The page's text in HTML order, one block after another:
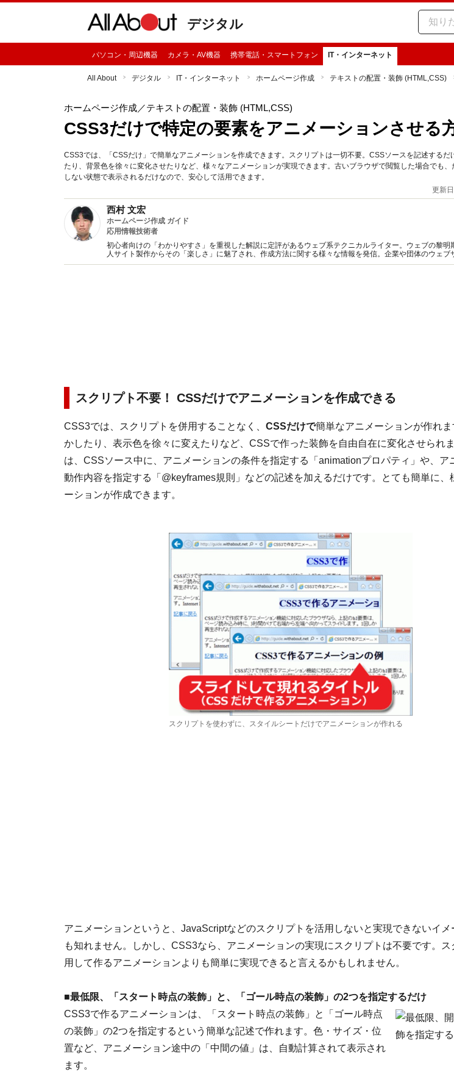
デジタル
パソコン・周辺機器 カメラ・AV機器 携帯電話・スマートフォン IT・インターネット
All About デジタル IT・インターネット ホームページ作成 テキストの配置・装飾 (HTML,CSS)
ホームページ作成／テキストの配置・装飾 (HTML,CSS)
CSS3だけで特定の要素をアニメーションさせる
CSS3では、「CSSだけ」で簡単なアニメーションを作成できます。スクリプトは一切不要。CSSソースを記述するだ
たり、背景色を徐々に変化させたりなど、様々なアニメーションが実現できます。古いブラウザで閲覧した場合でも、
しない状態で表示されるだけなので、安心して活用できます。
更新
西村 文宏
ホームページ作成 ガイド
応用情報技術者
初心者向けの「わかりやすさ」を重視した解説に定評があるウェブ系テクニカルライター。ウェブの黎明
人サイト製作からその「楽しさ」に魅了され、作成方法に関する様々な情報を発信。企業や団体のウェブ
籍の執筆なども行っている。
スクリプト不要！ CSSだけでアニメーションを作成できる
CSS3では、スクリプトを併用することなく、 CSSだけで簡単なアニメーションが作れ
かしたり、表示色を徐々に変えたりなど、CSSで作った装飾を自由自在に変化させられ
は、CSSソース中に、アニメーションの条件を指定する「animationプロパティ」や、ア
動作内容を指定する「@keyframes規則」などの記述を加えるだけです。とても簡単に、
ーションが作成できます。
スクリプトを使わずに、スタイルシートだけでアニメーションが作れる
アニメーションというと、JavaScriptなどのスクリプトを活用しないと実現できないイメ
も知れません。しかし、CSS3なら、アニメーションの実現にスクリプトは不要です。
用して作るアニメーションよりも簡単に実現できると言えるかもしれません。
■最低限、「スタート時点の装飾」と、「ゴール時点の装飾」の2つを指定するだけ
CSS3で作るアニメーションは、「スタート時点の装飾」と「ゴール時点
の装飾」の2つを指定するという簡単な記述で作れます。色・サイズ・位
置など、アニメーション途中の「中間の値」は、自動計算されて表示され
ます。